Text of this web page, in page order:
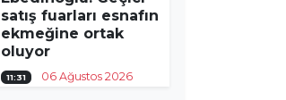
satış fuarları esnafın
ekmeğine ortak
oluyor
11:31 06 Ağustos 2026